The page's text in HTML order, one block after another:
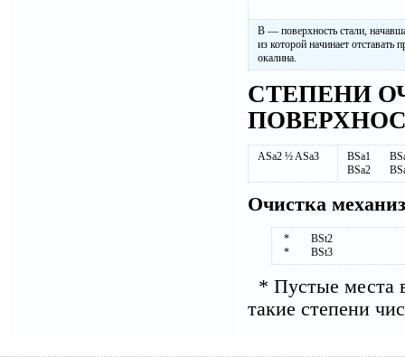
В — поверхность стали,
из которой начинает отставать
окалина.
СТЕПЕНИ
ASa2 ½ ASa3
BSa1
BSa2
Очистка
* BSt2
* BSt3
* Пустые места
такие степени